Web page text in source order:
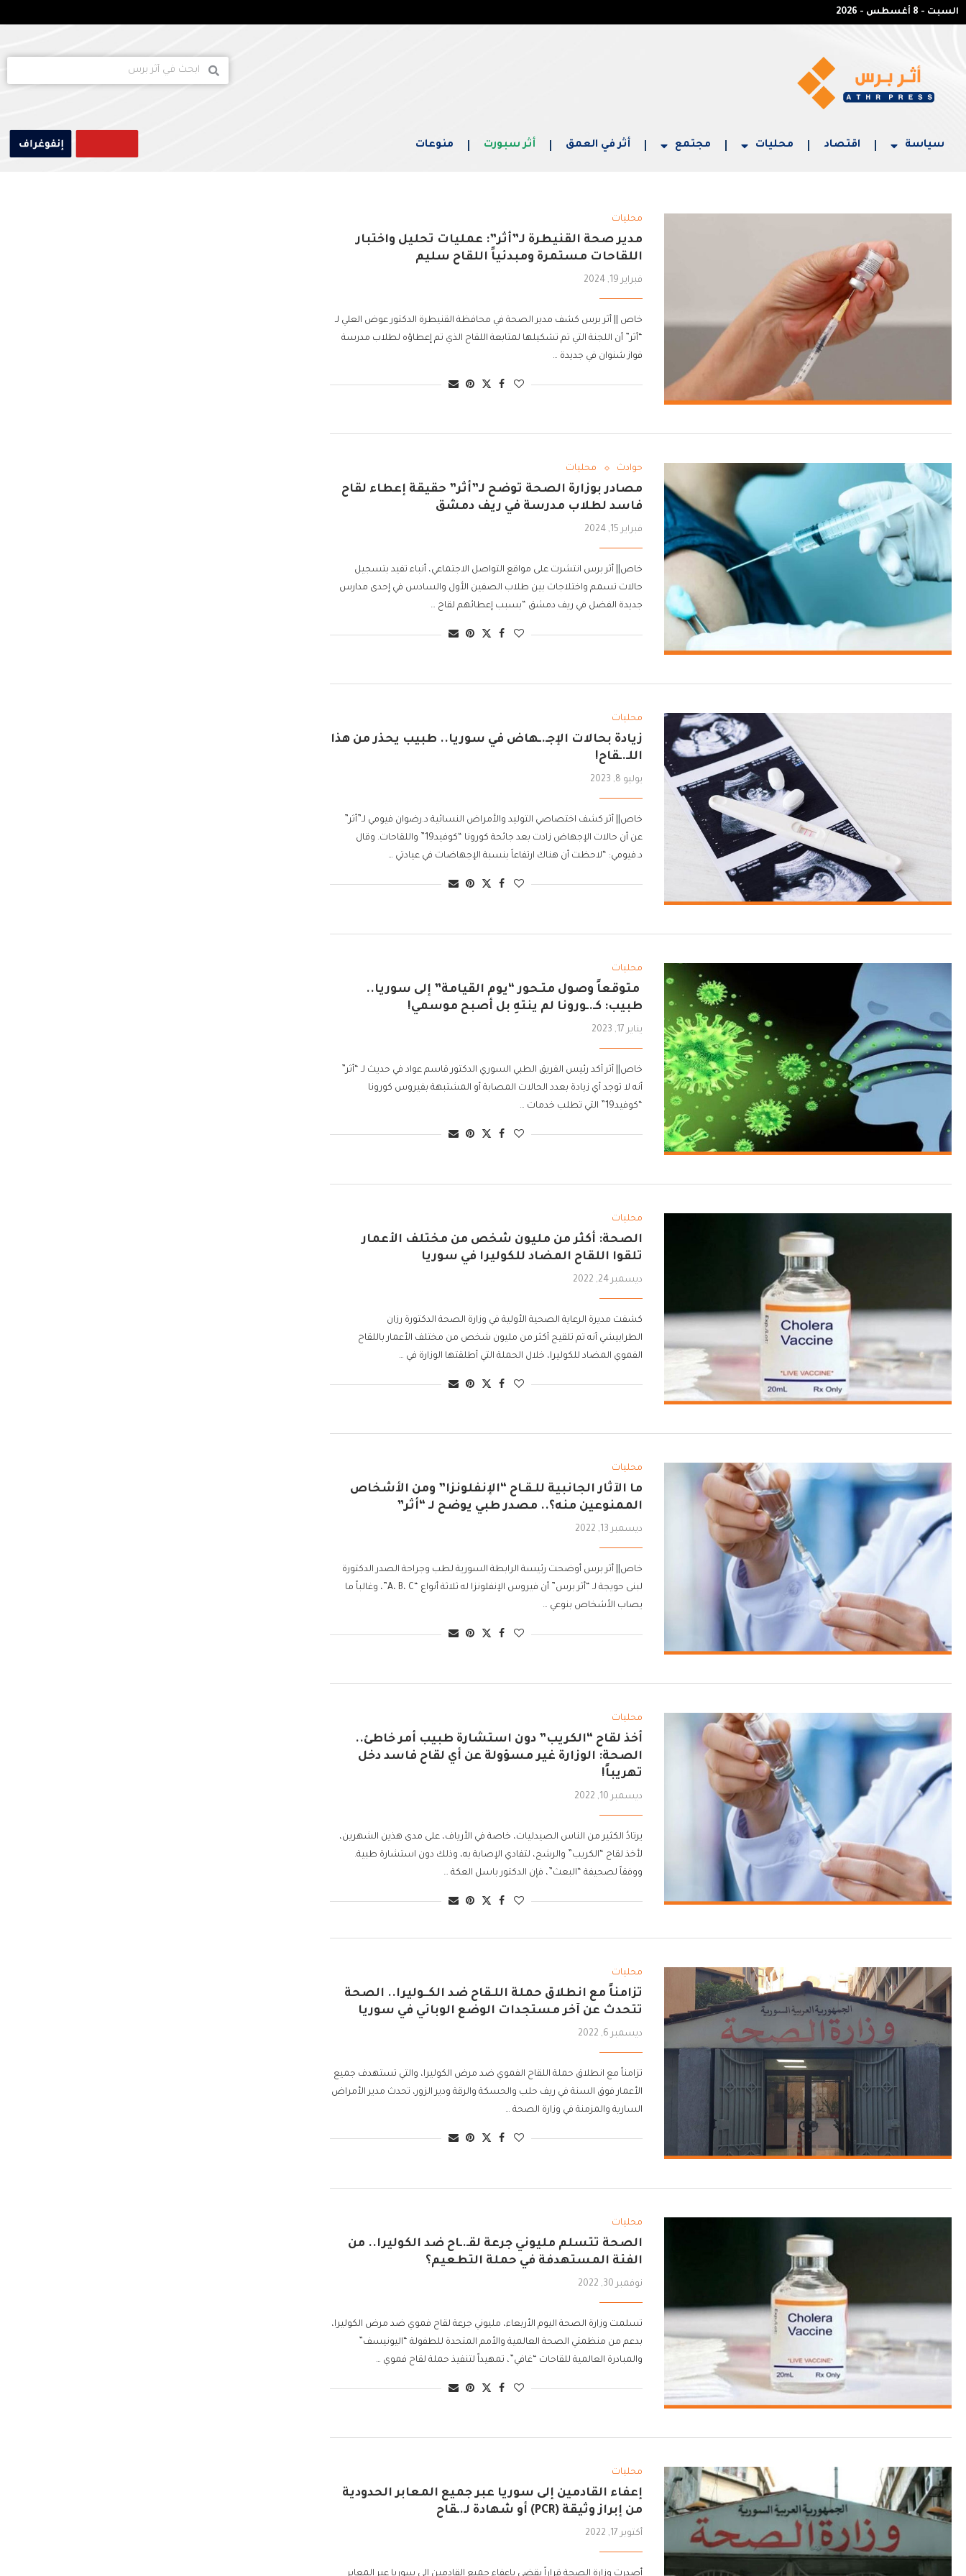
السبت - 8 أغسطس - 2026
سياسة اقتصاد محليات مجتمع أثر في العمق أثر سبورت منوعات
محليات
مدير صحة القنيطرة لـ”أثر”: عمليات تحليل واختبار
اللقاحات مستمرة ومبدئياً اللقاح سليم
فبراير 19, 2024
خاص || أثر برس كشف مدير الصحة في محافظة القنيطرة الدكتور عوض العلي لـ
“أثر” أن اللجنة التي تم تشكيلها لمتابعة اللقاح الذي تم إعطاؤه لطلاب مدرسة
فواز شنوان في جديدة …
حوادث محليات
مصادر بوزارة الصحة توضح لـ”أثر” حقيقة إعطاء لقاح
فاسد لطلاب مدرسة في ريف دمشق
فبراير 15, 2024
خاص|| أثر برس انتشرت على مواقع التواصل الاجتماعي، أنباء تفيد بتسجيل
حالات تسمم واختلاجات بين طلاب الصفين الأول والسادس في إحدى مدارس
جديدة الفضل في ريف دمشق “بسبب إعطائهم لقاح …
محليات
زيادة بحالات الإجـ.ـهاض في سوريا.. طبيب يحذر من هذا
اللـ.ـقاح!
يوليو 8, 2023
خاص|| أثر كشف اختصاصي التوليد والأمراض النسائية د.رضوان فيومي لـ”أثر”
عن أن حالات الإجهاض زادت بعد جائحة كورونا “كوفيد19” واللقاحات. وقال
د.فيومي: “لاحظت أن هناك ارتفاعاً بنسبة الإجهاضات في عيادتي …
محليات
متوقعاً وصول متـحور “يوم القيامة” إلى سوريا..
طبيب: كـ.ـورونا لم ينتهِ بل أصبح موسمي!
يناير 17, 2023
خاص|| أثر أكد رئيس الفريق الطبي السوري الدكتور قاسم عواد في حديث لـ “أثر”
أنه لا توجد أي زيادة بعدد الحالات المصابة أو المشتبهة بفيروس كورونا
“كوفيد19” التي تطلب خدمات …
محليات
الصحة: أكثر من مليون شخص من مختلف الأعمار
تلقوا اللقاح المضاد للكوليرا في سوريا
ديسمبر 24, 2022
كشفت مديرة الرعاية الصحية الأولية في وزارة الصحة الدكتورة رزان
الطرابيشي أنه تم تلقيح أكثر من مليون شخص من مختلف الأعمار باللقاح
الفموي المضاد للكوليرا، خلال الحملة التي أطلقتها الوزارة في …
محليات
ما الآثار الجانبية للـقـاح “الإنفلونزا” ومن الأشخاص
الممنوعين منه؟.. مصدر طبي يوضح لـ “أثر”
ديسمبر 13, 2022
خاص|| أثر برس أوضحت رئيسة الرابطة السورية لطب وجراحة الصدر الدكتورة
لبنى حويجة لـ “أثر برس” أن فيروس الإنفلونزا له ثلاثة أنواع “A، B، C”، وغالباً ما
يصاب الأشخاص بنوعي …
محليات
أخذ لقاح “الكريب” دون استشارة طبيب أمر خاطئ..
الصحة: الوزارة غير مسؤولة عن أي لقاح فاسد دخل
تهريباً!
ديسمبر 10, 2022
يرتادُ الكثير من الناس الصيدليات، خاصة في الأرياف، على مدى هذين الشهرين،
لأخذ لقاح “الكريب” والرشح، لتفادي الإصابة به، وذلك دون استشارة طبية.
ووفقاً لصحيفة “البعث”، فإن الدكتور باسل العكة …
محليات
تزامناً مع انطلاق حملة اللـقاح ضد الكــوليرا.. الصحة
تتحدث عن آخر مستجدات الوضع الوبائي في سوريا
ديسمبر 6, 2022
تزامناً مع انطلاق حملة اللقاح الفموي ضد مرض الكوليرا، والتي تستهدف جميع
الأعمار فوق السنة في ريف حلب والحسكة والرقة ودير الزور، تحدث مدير الأمراض
السارية والمزمنة في وزارة الصحة …
محليات
الصحة تتسلم مليوني جرعة لقـ.ـاح ضد الكوليرا.. من
الفئة المستهدفة في حملة التطعيم؟
نوفمبر 30, 2022
تسلمت وزارة الصحة اليوم الأربعاء، مليوني جرعة لقاح فموي ضد مرض الكوليرا،
بدعم من منظمتي الصحة العالمية والأمم المتحدة للطفولة “اليونيسف”
والمبادرة العالمية للقاحات “غافي”، تمهيداً لتنفيذ حملة لقاح فموي …
محليات
إعفاء القادمين إلى سوريا عبر جميع المعابر الحدودية
من إبراز وثيقة (PCR) أو شهادة لـ.ـقاح
أكتوبر 17, 2022